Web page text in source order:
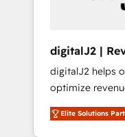
digitalJ2 |
digitalJ2 helps
optimize
scalable, predictable
accredited
Elite Solutions